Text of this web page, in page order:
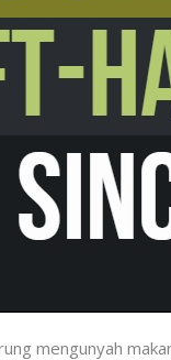
mengunyah